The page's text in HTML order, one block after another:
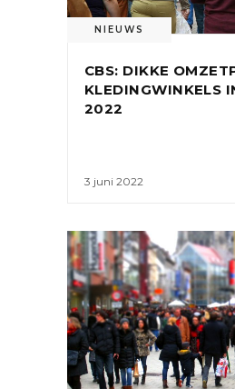
NIEUWS
CBS: DIKKE
KLEDINGWINKELS
2022
3 juni 2022